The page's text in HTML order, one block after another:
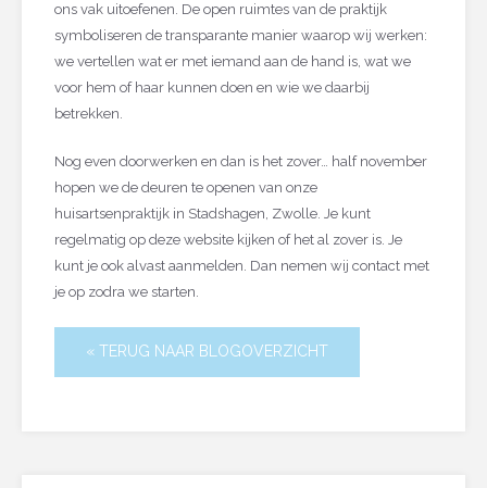
ons vak uitoefenen. De open ruimtes van de praktijk
symboliseren de transparante manier waarop wij werken:
we vertellen wat er met iemand aan de hand is, wat we
voor hem of haar kunnen doen en wie we daarbij
betrekken.
Nog even doorwerken en dan is het zover… half november
hopen we de deuren te openen van onze
huisartsenpraktijk in Stadshagen, Zwolle. Je kunt
regelmatig op deze website kijken of het al zover is. Je
kunt je ook alvast aanmelden. Dan nemen wij contact met
je op zodra we starten.
« TERUG NAAR BLOGOVERZICHT